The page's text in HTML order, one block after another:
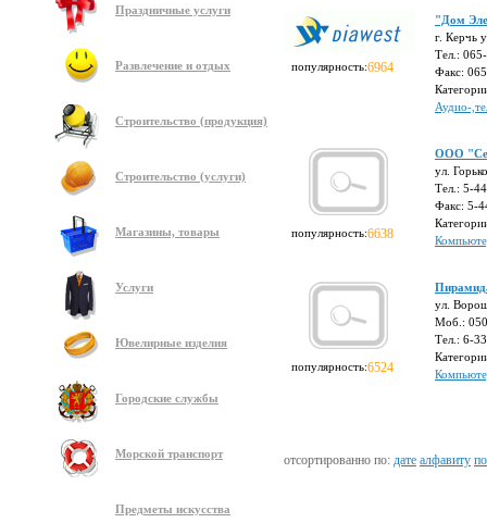
Праздничные услуги
Развлечение и отдых
Строительство (продукция)
Строительство (услуги)
Магазины, товары
Услуги
Ювелирные изделия
Городские службы
Морской транспорт
Предметы искусства
популярность:6964
"Дом
г. Керчь
Тел.:
Факс:
Аудио-
популярность:6638
ООО
ул.
Тел.: 5-
Факс: 5-
популярность:6524
ул.
Моб.:
Тел.: 6-
отсортированно по: дате алфавиту